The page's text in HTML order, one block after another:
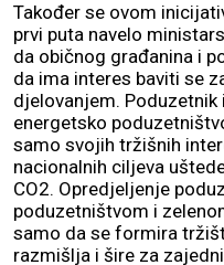
Također se ovom
prvi puta navelo
da običnog građanina i
da ima interes baviti se
djelovanjem.
energetsko
samo svojih tržišnih
nacionalnih ciljeva
CO2. Opredjeljenje
poduzetništvom i
samo da se formira
razmišlja i šire za